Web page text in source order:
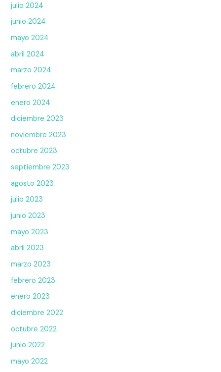
julio 2024
junio 2024
mayo 2024
abril 2024
marzo 2024
febrero 2024
enero 2024
diciembre 2023
noviembre 2023
octubre 2023
septiembre 2023
agosto 2023
julio 2023
junio 2023
mayo 2023
abril 2023
marzo 2023
febrero 2023
enero 2023
diciembre 2022
octubre 2022
junio 2022
mayo 2022